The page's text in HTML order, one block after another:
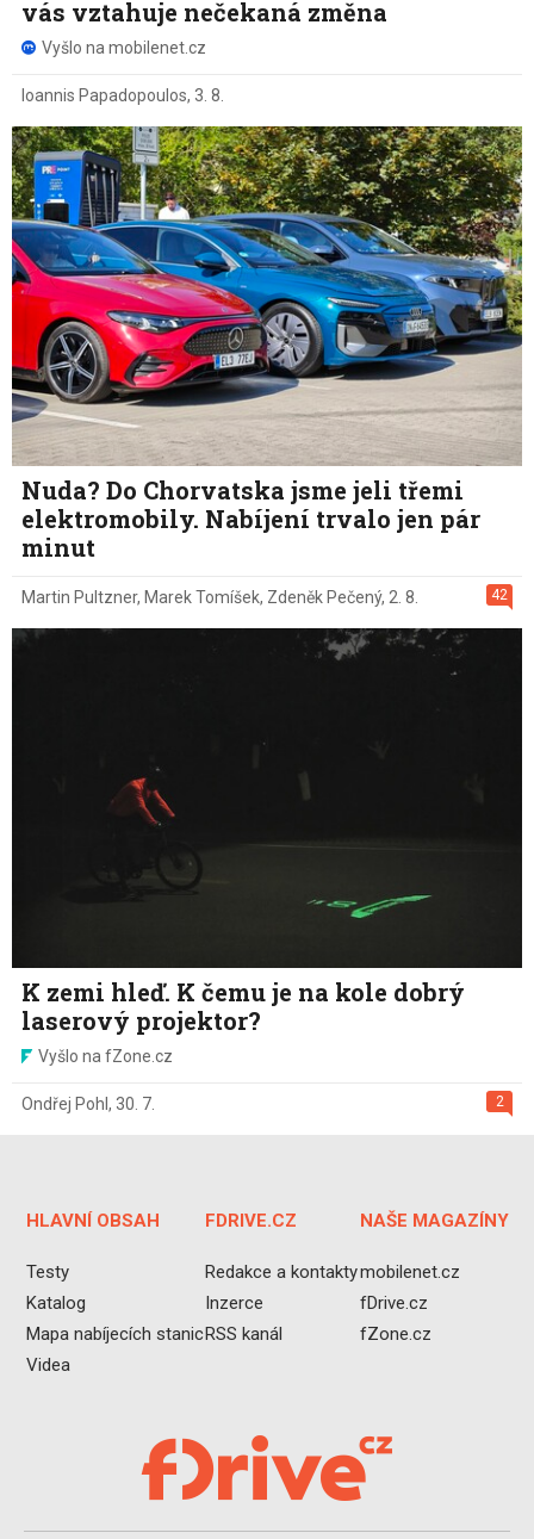
vás vztahuje nečekaná změna
Vyšlo na mobilenet.cz
Ioannis Papadopoulos, 3. 8.
Nuda? Do Chorvatska jsme jeli třemi
elektromobily. Nabíjení trvalo jen pár
minut
42
Martin Pultzner, Marek Tomíšek, Zdeněk Pečený, 2. 8.
K zemi hleď. K čemu je na kole dobrý
laserový projektor?
Vyšlo na fZone.cz
2
Ondřej Pohl , 30. 7.
HLAVNÍ OBSAH
Testy
Katalog
Mapa nabíjecích stanic
Videa
FDRIVE.CZ
Redakce a kontakty
Inzerce
RSS kanál
NAŠE MAGAZÍNY
mobilenet.cz
fDrive.cz
fZone.cz